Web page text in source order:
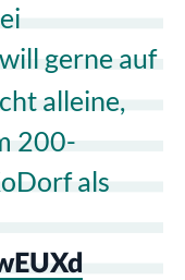
gerne auf
alleine,
200-
als